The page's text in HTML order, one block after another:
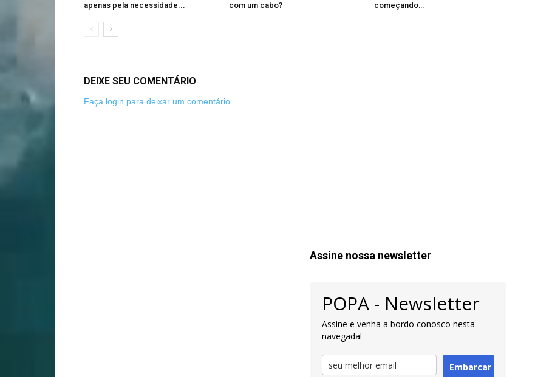
apenas pela necessidade...
com um cabo?
começando…
DEIXE SEU COMENTÁRIO
Faça login para deixar um comentário
Assine nossa newsletter
POPA - Newsletter
Assine e venha a bordo conosco nesta
navegada!
Embarcar